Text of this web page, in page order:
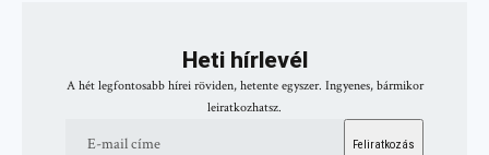
Heti hírlevél
A hét legfontosabb hírei röviden, hetente egyszer. Ingyenes, bármikor
leiratkozhatsz.